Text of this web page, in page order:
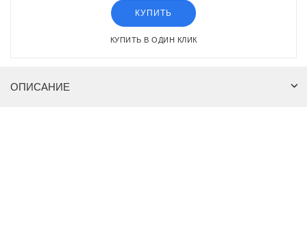
КУПИТЬ
КУПИТЬ В ОДИН КЛИК
ОПИСАНИЕ